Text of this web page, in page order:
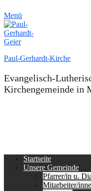
Menü
Paul-Gerhardt-Kirche
Evangelisch-
Kirchengemeinde in
Erstes
Menü
Startseite
Unsere Gemeinde
Pfarrer/in u.
Mitarbeiter/